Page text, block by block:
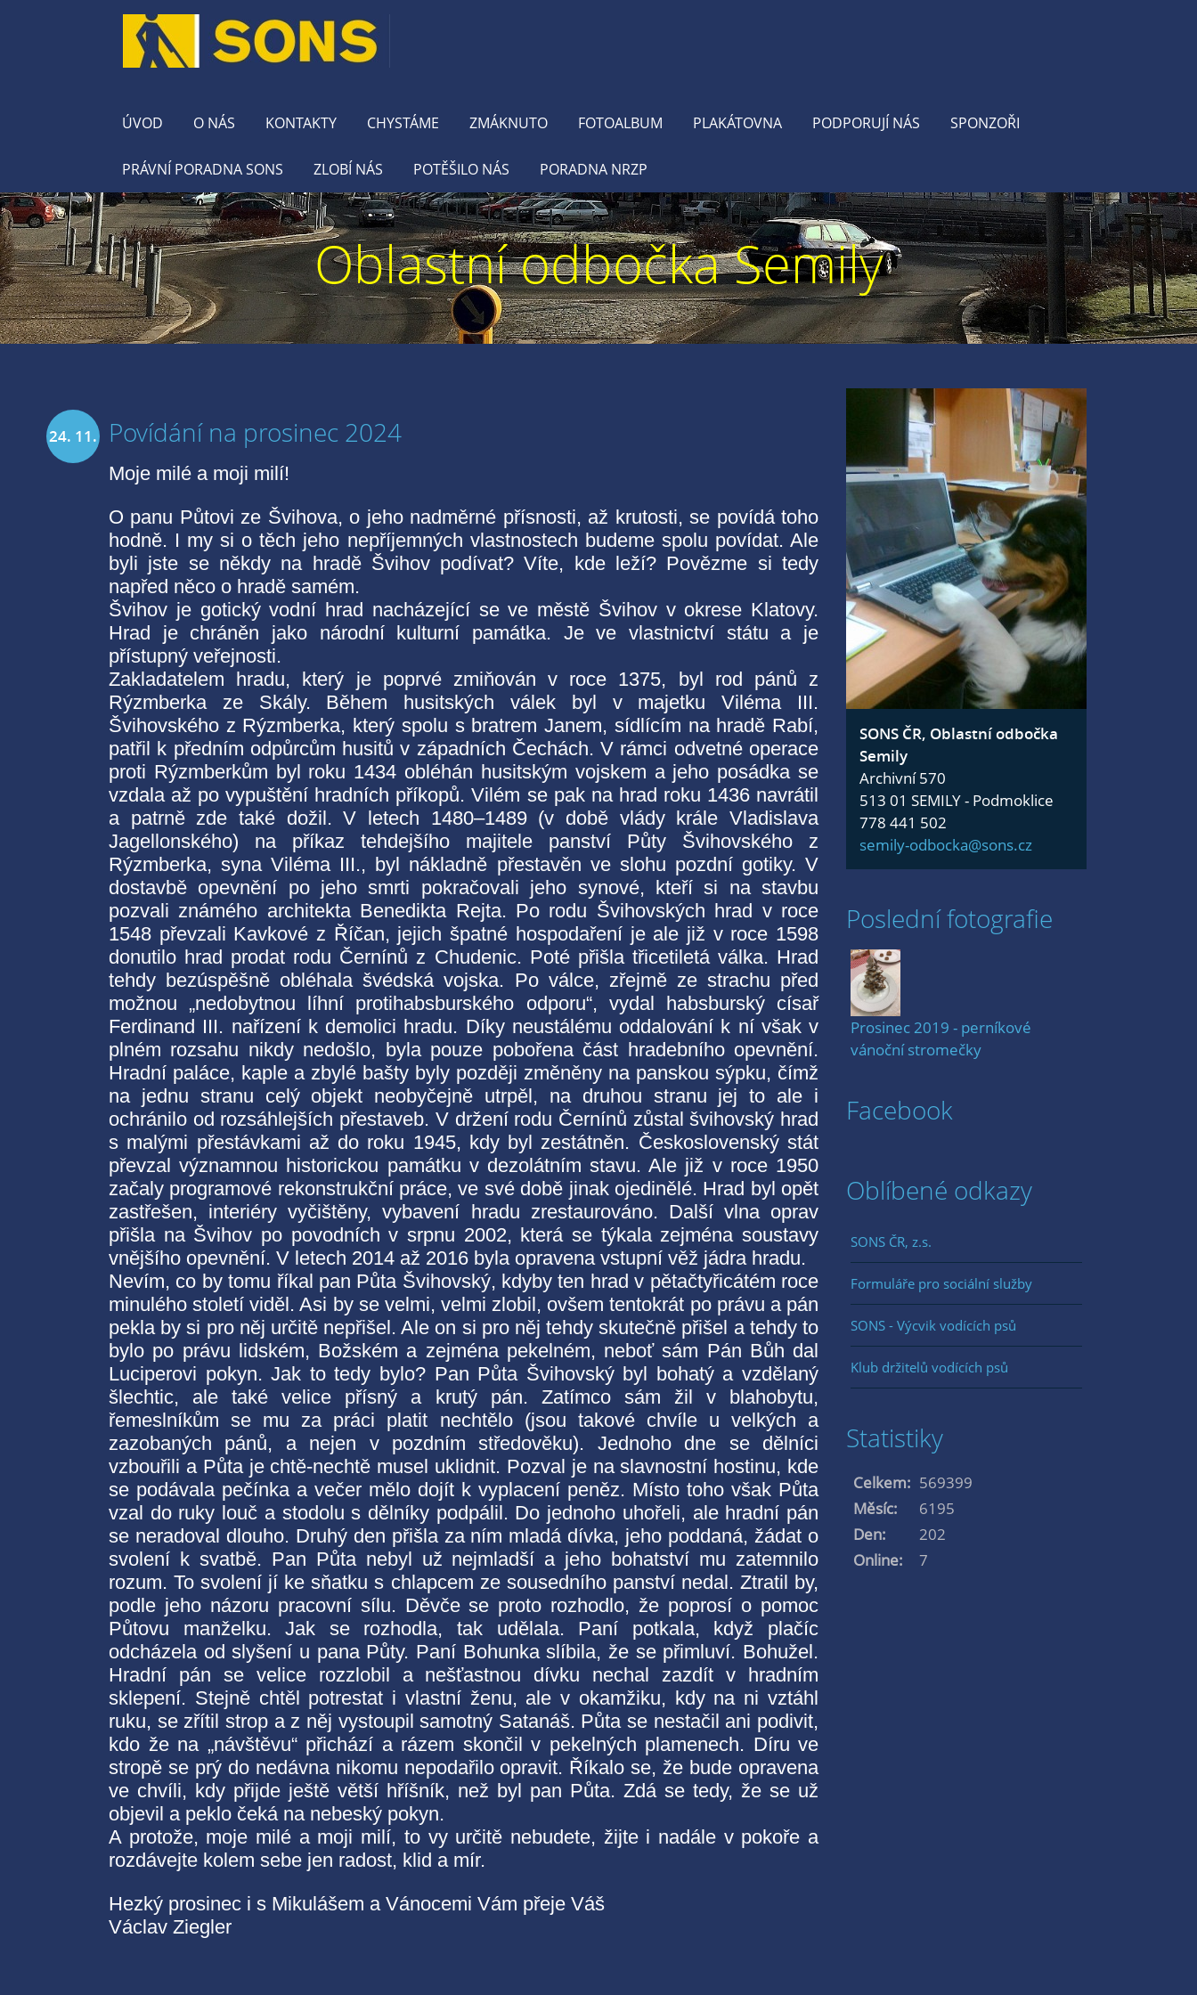
ÚVOD O NÁS KONTAKTY CHYSTÁME ZMÁKNUTO FOTOALBUM PLAKÁTOVNA PODPORUJÍ NÁS SPONZOŘI
PRÁVNÍ PORADNA SONS ZLOBÍ NÁS POTĚŠILO NÁS PORADNA NRZP
Oblastní odbočka Semily
24. 11. Povídání na prosinec 2024
Moje milé a moji milí!
O panu Půtovi ze Švihova, o jeho nadměrné přísnosti, až krutosti, se povídá toho
hodně. I my si o těch jeho nepříjemných vlastnostech budeme spolu povídat. Ale
byli jste se někdy na hradě Švihov podívat? Víte, kde leží? Povězme si tedy
napřed něco o hradě samém.
Švihov je gotický vodní hrad nacházející se ve městě Švihov v okrese Klatovy.
Hrad je chráněn jako národní kulturní památka. Je ve vlastnictví státu a je
přístupný veřejnosti.
Zakladatelem hradu, který je poprvé zmiňován v roce 1375, byl rod pánů z
Rýzmberka ze Skály. Během husitských válek byl v majetku Viléma III.
Švihovského z Rýzmberka, který spolu s bratrem Janem, sídlícím na hradě Rabí,
patřil k předním odpůrcům husitů v západních Čechách. V rámci odvetné operace
proti Rýzmberkům byl roku 1434 obléhán husitským vojskem a jeho posádka se
vzdala až po vypuštění hradních příkopů. Vilém se pak na hrad roku 1436 navrátil
a patrně zde také dožil. V letech 1480–1489 (v době vlády krále Vladislava
Jagellonského) na příkaz tehdejšího majitele panství Půty Švihovského z
Rýzmberka, syna Viléma III., byl nákladně přestavěn ve slohu pozdní gotiky. V
dostavbě opevnění po jeho smrti pokračovali jeho synové, kteří si na stavbu
pozvali známého architekta Benedikta Rejta. Po rodu Švihovských hrad v roce
1548 převzali Kavkové z Říčan, jejich špatné hospodaření je ale již v roce 1598
donutilo hrad prodat rodu Černínů z Chudenic. Poté přišla třicetiletá válka. Hrad
tehdy bezúspěšně obléhala švédská vojska. Po válce, zřejmě ze strachu před
možnou „nedobytnou líhní protihabsburského odporu“, vydal habsburský císař
Ferdinand III. nařízení k demolici hradu. Díky neustálému oddalování k ní však v
plném rozsahu nikdy nedošlo, byla pouze pobořena část hradebního opevnění.
Hradní paláce, kaple a zbylé bašty byly později změněny na panskou sýpku, čímž
na jednu stranu celý objekt neobyčejně utrpěl, na druhou stranu jej to ale i
ochránilo od rozsáhlejších přestaveb. V držení rodu Černínů zůstal švihovský hrad
s malými přestávkami až do roku 1945, kdy byl zestátněn. Československý stát
převzal významnou historickou památku v dezolátním stavu. Ale již v roce 1950
začaly programové rekonstrukční práce, ve své době jinak ojedinělé. Hrad byl opět
zastřešen, interiéry vyčištěny, vybavení hradu zrestaurováno. Další vlna oprav
přišla na Švihov po povodních v srpnu 2002, která se týkala zejména soustavy
vnějšího opevnění. V letech 2014 až 2016 byla opravena vstupní věž jádra hradu.
Nevím, co by tomu říkal pan Půta Švihovský, kdyby ten hrad v pětačtyřicátém roce
minulého století viděl. Asi by se velmi, velmi zlobil, ovšem tentokrát po právu a pán
pekla by si pro něj určitě nepřišel. Ale on si pro něj tehdy skutečně přišel a tehdy to
bylo po právu lidském, Božském a zejména pekelném, neboť sám Pán Bůh dal
Luciperovi pokyn. Jak to tedy bylo? Pan Půta Švihovský byl bohatý a vzdělaný
šlechtic, ale také velice přísný a krutý pán. Zatímco sám žil v blahobytu,
řemeslníkům se mu za práci platit nechtělo (jsou takové chvíle u velkých a
zazobaných pánů, a nejen v pozdním středověku). Jednoho dne se dělníci
vzbouřili a Půta je chtě-nechtě musel uklidnit. Pozval je na slavnostní hostinu, kde
se podávala pečínka a večer mělo dojít k vyplacení peněz. Místo toho však Půta
vzal do ruky louč a stodolu s dělníky podpálil. Do jednoho uhořeli, ale hradní pán
se neradoval dlouho. Druhý den přišla za ním mladá dívka, jeho poddaná, žádat o
svolení k svatbě. Pan Půta nebyl už nejmladší a jeho bohatství mu zatemnilo
rozum. To svolení jí ke sňatku s chlapcem ze sousedního panství nedal. Ztratil by,
podle jeho názoru pracovní sílu. Děvče se proto rozhodlo, že poprosí o pomoc
Půtovu manželku. Jak se rozhodla, tak udělala. Paní potkala, když plačíc
odcházela od slyšení u pana Půty. Paní Bohunka slíbila, že se přimluví. Bohužel.
Hradní pán se velice rozzlobil a nešťastnou dívku nechal zazdít v hradním
sklepení. Stejně chtěl potrestat i vlastní ženu, ale v okamžiku, kdy na ni vztáhl
ruku, se zřítil strop a z něj vystoupil samotný Satanáš. Půta se nestačil ani podivit,
kdo že na „návštěvu“ přichází a rázem skončil v pekelných plamenech. Díru ve
stropě se prý do nedávna nikomu nepodařilo opravit. Říkalo se, že bude opravena
ve chvíli, kdy přijde ještě větší hříšník, než byl pan Půta. Zdá se tedy, že se už
objevil a peklo čeká na nebeský pokyn.
A protože, moje milé a moji milí, to vy určitě nebudete, žijte i nadále v pokoře a
rozdávejte kolem sebe jen radost, klid a mír.
Hezký prosinec i s Mikulášem a Vánocemi Vám přeje Váš
Václav Ziegler
SONS ČR, Oblastní odbočka
Semily
Archivní 570
513 01 SEMILY - Podmoklice
778 441 502
semily-odbocka@sons.cz
Poslední fotografie
Prosinec 2019 - perníkové
vánoční stromečky
Facebook
Oblíbené odkazy
SONS ČR, z.s.
Formuláře pro sociální služby
SONS - Výcvik vodících psů
Klub držitelů vodících psů
Statistiky
Online: 7
Celkem: 569399
Měsíc:
6195
Den:
202